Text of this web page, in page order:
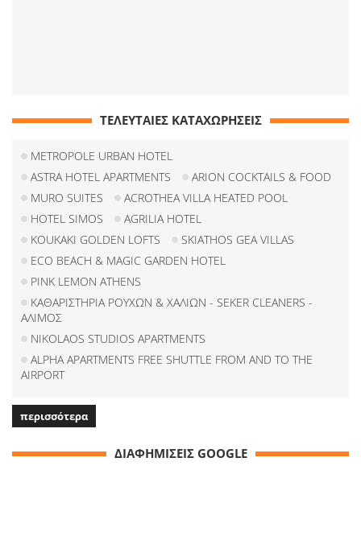
ΤΕΛΕΥΤΑΙΕΣ ΚΑΤΑΧΩΡΗΣΕΙΣ
METROPOLE URBAN HOTEL
ASTRA HOTEL APARTMENTS
ARION COCKTAILS & FOOD
MURO SUITES
ACROTHEA VILLA HEATED POOL
HOTEL SIMOS
AGRILIA HOTEL
KOUKAKI GOLDEN LOFTS
SKIATHOS GEA VILLAS
ECO BEACH & MAGIC GARDEN HOTEL
PINK LEMON ATHENS
ΚΑΘΑΡΙΣΤΗΡΙΑ ΡΟΥΧΩΝ & ΧΑΛΙΩΝ - SEKER CLEANERS -
ΑΛΙΜΟΣ
NIKOLAOS STUDIOS APARTMENTS
ALPHA APARTMENTS FREE SHUTTLE FROM AND TO THE
AIRPORT
περισσότερα
ΔΙΑΦΗΜΙΣΕΙΣ GOOGLE